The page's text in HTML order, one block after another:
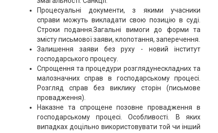
Процесуальні документи, з якими учасники
справи можуть викладати свою позицію в суді.
Строки подання.Загальні вимоги до форми та
змісту письмової заяви, клопотання, заперечення.
Залишення заяви без руху - новий інститут
господарського процесу.
Спрощення та процедури розглядунескладних та
малозначних справ в господарському процесі.
Розгляд справ без виклику сторін (письмове
провадження).
Наказне та спрощене позовне провадження в
господарському процесі. Особливості. В яких
випадках доцільно використовувати той чи інший